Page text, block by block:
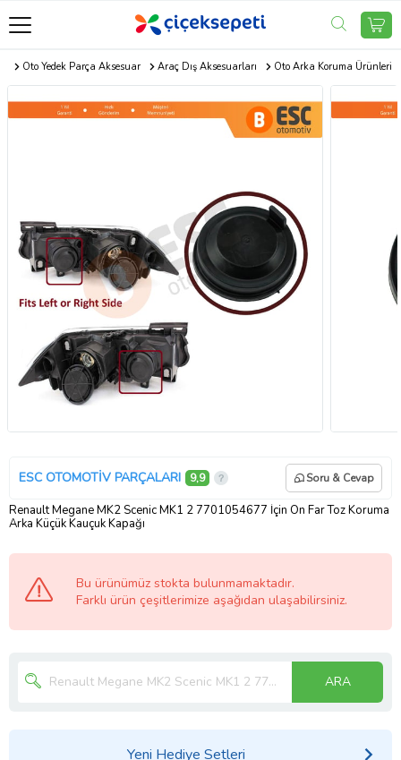
Oto Yedek Parça Aksesuar Araç Dış Aksesuarları Oto Arka Koruma Ürünleri
ESC OTOMOTİV PARÇALARI 9,9 Soru & Cevap
Renault Megane MK2 Scenic MK1 2 7701054677 İçin Ön Far Toz Koruma
Arka Küçük Kauçuk Kapağı
Bu ürünümüz stokta bulunmamaktadır.
Farklı ürün çeşitlerimize aşağıdan ulaşabilirsiniz.
ARA
Yeni Hediye Setleri